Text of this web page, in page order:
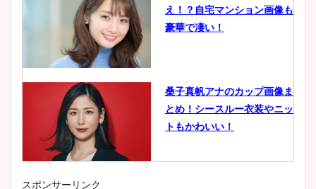
え！？自宅マンション画像も
豪華で凄い！
桑子真帆アナのカップ画像ま
とめ！シースルー衣装やニッ
トもかわいい！
スポンサーリンク